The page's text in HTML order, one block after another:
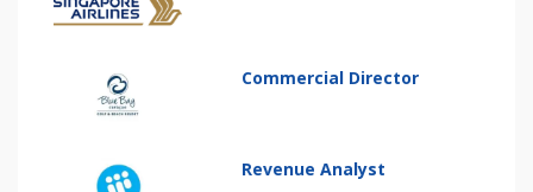
Commercial Director
Revenue Analyst